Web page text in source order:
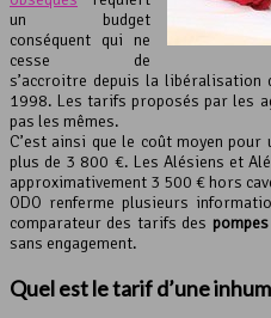
un budget
conséquent qui ne
cesse de
s’accroitre depuis la libéralisation
1998. Les tarifs proposés par les
pas les mêmes.
C’est ainsi que le coût moyen
plus de 3 800 €. Les Alésiens et
approximativement 3 500 € hors
ODO renferme plusieurs
comparateur des tarifs des
sans engagement.
Quel est le tarif d’une